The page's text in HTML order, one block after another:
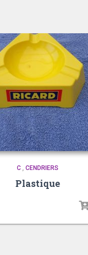
C ,CENDRIERS
Plastique